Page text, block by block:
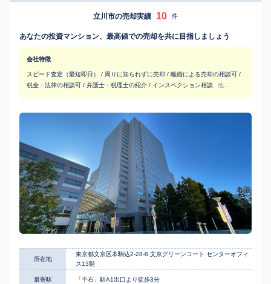
立川市の売却実績 10 件
あなたの投資マンション、最高値での売却を共に目指しましょう
会社特徴
スピード査定（最短即日） / 周りに知られずに売却 / 離婚による売却の相談可 /
税金・法律の相談可 / 弁護士・税理士の紹介 / インスペクション相談
他...
所在地
東京都文京区本駒込2-28-8 文京グリーンコート センターオフィ
ス13階
最寄駅 「千石」駅A1出口より徒歩3分